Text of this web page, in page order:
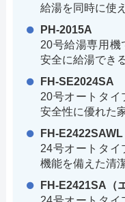
給湯を同時に使
PH-2015A
20号給湯専用機
安全に給湯でき
FH-SE2024SA
20号オートタイ
安全性に優れた
FH-E2422SAWL
24号オートタイ
機能を備えた清
FH-E2421SA（